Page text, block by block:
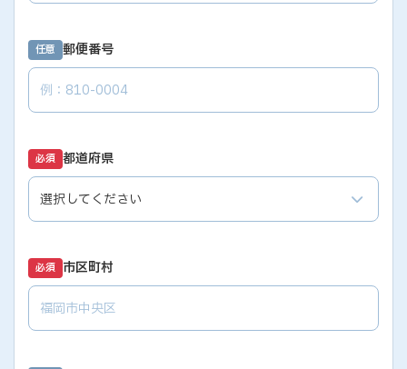
任意 郵便番号
必須 都道府県
必須 市区町村